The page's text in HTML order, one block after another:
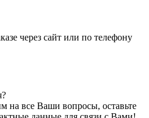
через сайт или по телефону
на все Ваши вопросы, оставьте